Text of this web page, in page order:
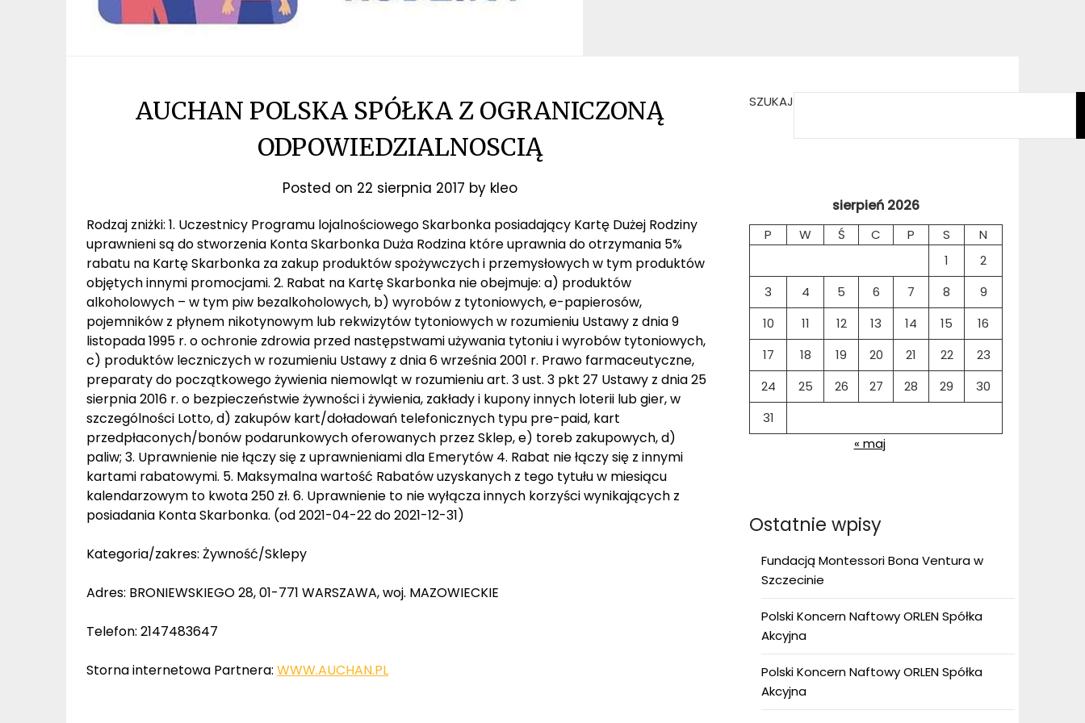
AUCHAN POLSKA SPÓŁKA Z OGRANICZONĄ
ODPOWIEDZIALNOSCIĄ
Posted on 22 sierpnia 2017 by kleo
Rodzaj zniżki: 1. Uczestnicy Programu lojalnościowego Skarbonka posiadający Kartę Dużej Rodziny
uprawnieni są do stworzenia Konta Skarbonka Duża Rodzina które uprawnia do otrzymania 5%
rabatu na Kartę Skarbonka za zakup produktów spożywczych i przemysłowych w tym produktów
objętych innymi promocjami. 2. Rabat na Kartę Skarbonka nie obejmuje: a) produktów
alkoholowych – w tym piw bezalkoholowych, b) wyrobów z tytoniowych, e-papierosów,
pojemników z płynem nikotynowym lub rekwizytów tytoniowych w rozumieniu Ustawy z dnia 9
listopada 1995 r. o ochronie zdrowia przed następstwami używania tytoniu i wyrobów tytoniowych,
c) produktów leczniczych w rozumieniu Ustawy z dnia 6 września 2001 r. Prawo farmaceutyczne,
preparaty do początkowego żywienia niemowląt w rozumieniu art. 3 ust. 3 pkt 27 Ustawy z dnia 25
sierpnia 2016 r. o bezpieczeństwie żywności i żywienia, zakłady i kupony innych loterii lub gier, w
szczególności Lotto, d) zakupów kart/doładowań telefonicznych typu pre-paid, kart
przedpłaconych/bonów podarunkowych oferowanych przez Sklep, e) toreb zakupowych, d)
paliw; 3. Uprawnienie nie łączy się z uprawnieniami dla Emerytów 4. Rabat nie łączy się z innymi
kartami rabatowymi. 5. Maksymalna wartość Rabatów uzyskanych z tego tytułu w miesiącu
kalendarzowym to kwota 250 zł. 6. Uprawnienie to nie wyłącza innych korzyści wynikających z
posiadania Konta Skarbonka. (od 2021-04-22 do 2021-12-31)
Kategoria/zakres: Żywność/Sklepy
Adres: BRONIEWSKIEGO 28, 01-771 WARSZAWA, woj. MAZOWIECKIE
Telefon: 2147483647
Storna internetowa Partnera: WWW.AUCHAN.PL
SZUKAJ
sierpień 2026
P W Ś C P S
N
1
2
3
4 5 6 7 8
9
10
11 12 13 14 15
16
17
18 19 20 21 22
23
24
25 26 27 28 29
30
31
« maj
Ostatnie wpisy
Fundacją Montessori Bona Ventura w
Szczecinie
Polski Koncern Naftowy ORLEN Spółka
Akcyjna
Polski Koncern Naftowy ORLEN Spółka
Akcyjna